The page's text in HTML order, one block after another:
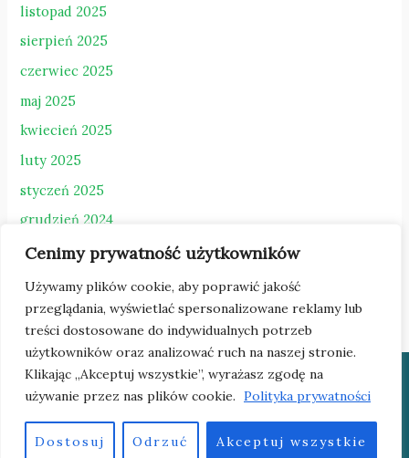
Cenimy prywatność użytkowników
Używamy plików cookie, aby poprawić jakość
przeglądania, wyświetlać spersonalizowane reklamy lub
treści dostosowane do indywidualnych potrzeb
użytkowników oraz analizować ruch na naszej stronie.
Klikając „Akceptuj wszystkie”, wyrażasz zgodę na
używanie przez nas plików cookie. Polityka prywatności
Dostosuj Odrzuć Akceptuj wszystkie
listopad 2025
sierpień 2025
czerwiec 2025
maj 2025
kwiecień 2025
luty 2025
styczeń 2025
grudzień 2024
październik 2024
sierpień 2023
Copyright © 2026 Cech Rzemiosł Różnych
Powered by